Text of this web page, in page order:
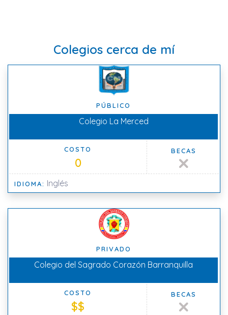
Colegios cerca de mí
PÚBLICO
Colegio La Merced
COSTO
0
BECAS
IDIOMA: Inglés
PRIVADO
Colegio del Sagrado Corazón Barranquilla
COSTO
$$
BECAS